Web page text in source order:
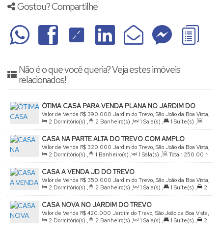
Gostou? Compartilhe
Não é o que você queria? Veja estes imóveis
relacionados!
ÓTIMA CASA PARA VENDA PLANA NO JARDIM DO
TREVO
R$ 390.000
Valor de Venda
Jardim do Trevo, São João da Boa Vista,
São Paulo, Brasil
2 Dormitório(s) , 2 Banheiro(s) , 1 Sala(s) , 1 Suíte(s) ,
Total: 75.00m² , 2 Vaga(s) , Terreno: 125.00m² ,
Comprimento: 25.00 m , Fundos: 5.00m , Frente: 5.00
Lado Direito: 25.00m , Lado Esquerdo: 25.00m
CASA NA PARTE ALTA DO TREVO COM AMPLO
QUINTAL
R$ 320.000
Valor de Venda
Jardim do Trevo, São João da Boa Vista,
São Paulo, Brasil
2 Dormitório(s) , 1 Banheiro(s) , 1 Sala(s) , Total: 250.00 ~
2500.00m² , 6 Vaga(s) , Útil: 85.00~ 8500.00m² ,
Frente:
10.00m
CASA A VENDA JD DO TREVO
R$ 350.000
Valor de Venda
Jardim do Trevo, São João da Boa Vista,
São Paulo, Brasil
2 Dormitório(s) , 2 Banheiro(s) , 1 Sala(s) , 1 Suíte(s) ,
2
Vaga(s) , Útil: 75.00m² , Terreno: 125.00m² , Frente: 5.00m
,
Lado Esquerdo: 25.00m
CASA NOVA NO JARDIM DO TREVO
R$ 420.000
Valor de Venda
Jardim do Trevo, São João da Boa Vista,
São Paulo, Brasil
2 Dormitório(s) , 2 Banheiro(s) , 1 Sala(s) , 1 Suíte(s) ,
2